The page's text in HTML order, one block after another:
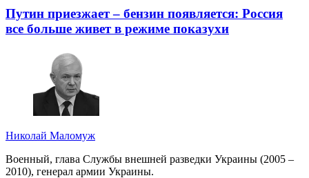
Путин приезжает – бензин появляется: Россия
все больше живет в режиме показухи
Николай Маломуж
Военный, глава Службы внешней разведки Украины (2005 –
2010), генерал армии Украины.